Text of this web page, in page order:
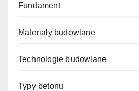
Fundament
Materiały budowlane
Technologie budowlane
Typy betonu